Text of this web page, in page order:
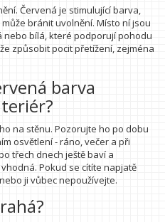
Červená je stimulující barva,
bránit uvolnění. Místo ní jsou
nebo bílá, které podporují pohodu
způsobit pocit přetížení, zejména
barva
na stěnu. Pozorujte ho po dobu
osvětlení - ráno, večer a při
třech dnech ještě baví a
Pokud se cítíte napjatě
ji vůbec nepoužívejte.